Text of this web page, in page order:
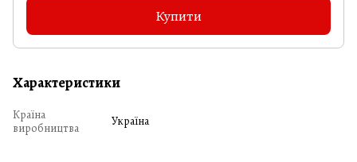
Купити
Характеристики
Країна
виробництва
Україна